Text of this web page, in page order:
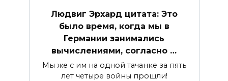
Людвиг Эрхард цитата: Это
было время, когда мы в
Германии занимались
вычислениями, согласно …
Мы же с им на одной тачанке за пять
лет четыре войны прошли!